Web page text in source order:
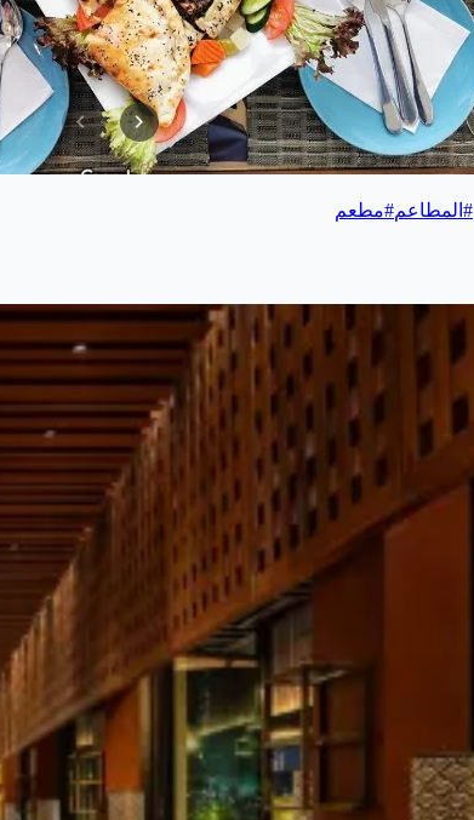
# المطاعم#مطعم